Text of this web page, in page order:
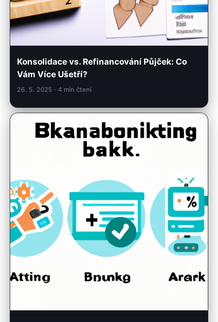
Konsolidace vs. Refinancování Půjček: Co
Vám Více Ušetří?
26. 5. 2025 · 4 min čtení